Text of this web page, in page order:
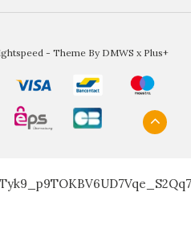
- Theme By DMWS x Plus+